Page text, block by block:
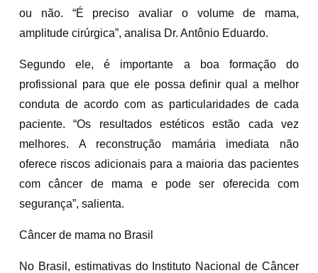
ou não. “É preciso avaliar o volume de mama,
amplitude cirúrgica”, analisa Dr. Antônio Eduardo.
Segundo ele, é importante a boa formação do
profissional para que ele possa definir qual a melhor
conduta de acordo com as particularidades de cada
paciente. “Os resultados estéticos estão cada vez
melhores. A reconstrução mamária imediata não
oferece riscos adicionais para a maioria das pacientes
com câncer de mama e pode ser oferecida com
segurança”, salienta.
Câncer de mama no Brasil
No Brasil, estimativas do Instituto Nacional de Câncer